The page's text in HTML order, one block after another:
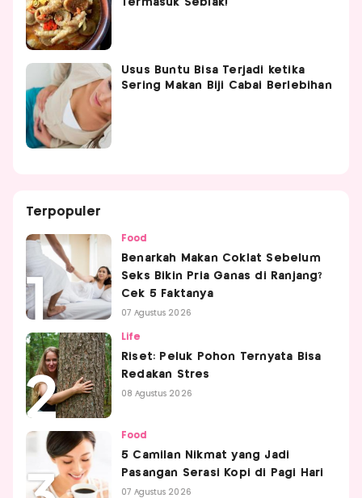
Termasuk Seblak!
Usus Buntu Bisa Terjadi ketika
Sering Makan Biji Cabai Berlebihan
Terpopuler
Food
Benarkah Makan Coklat Sebelum
Seks Bikin Pria Ganas di Ranjang?
Cek 5 Faktanya
07 Agustus 2026
Life
Riset: Peluk Pohon Ternyata Bisa
Redakan Stres
08 Agustus 2026
Food
5 Camilan Nikmat yang Jadi
Pasangan Serasi Kopi di Pagi Hari
07 Agustus 2026